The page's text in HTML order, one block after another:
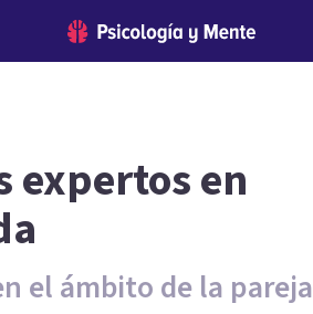
expertos en
el ámbito de la pareja